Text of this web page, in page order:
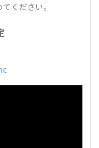
ください。